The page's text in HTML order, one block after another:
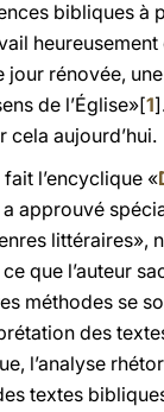
bibliques à
jour rénovée,
de l’Église»[1
cela aujourd’hui.
l’encyclique «
approuvé
littéraires»,
que l’auteur
méthodes se
des
l’analyse
textes